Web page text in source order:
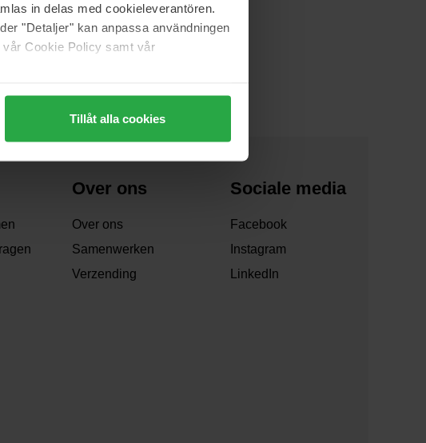
in delas med cookieleverantören.
"Detaljer" kan anpassa användningen
Cookie Policy samt vår
Tillåt alla cookies
Over ons
Over ons
Samenwerken
Verzending
Sociale media
Facebook
Instagram
LinkedIn